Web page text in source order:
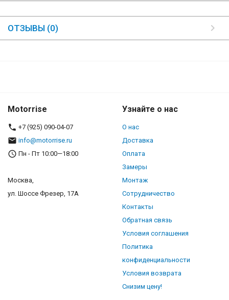
ОТЗЫВЫ (0)
Motorrise
+7 (925) 090-04-07
info@motorrise.ru
Пн - Пт 10:00—18:00
Москва,
ул. Шоссе Фрезер, 17А
Узнайте о нас
О нас
Доставка
Оплата
Замеры
Монтаж
Сотрудничество
Контакты
Обратная связь
Условия соглашения
Политика
конфиденциальности
Условия возврата
Снизим цену!